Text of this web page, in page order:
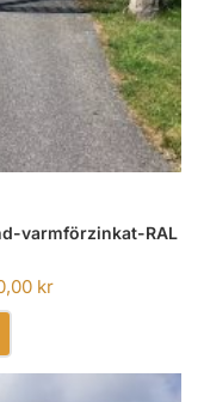
varmförzinkat-RAL
kr